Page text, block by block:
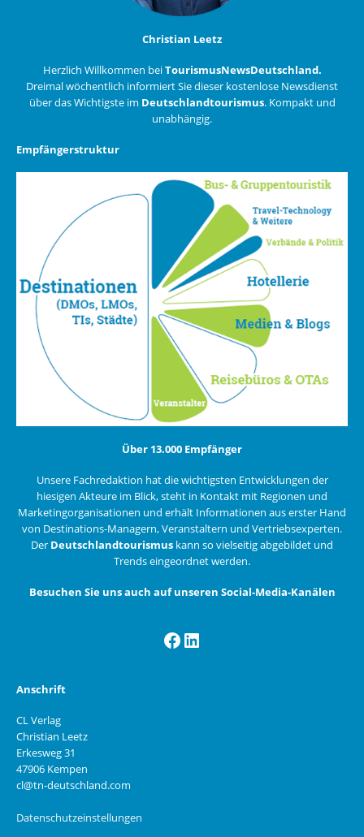
Christian Leetz
Herzlich Willkommen beiTourismusNewsDeutschland.
Dreimal wöchentlich informiert Sie dieser kostenlose Newsdienst
über das Wichtigste im Deutschlandtourismus. Kompakt und
unabhängig.
Empfängerstruktur
Über 13.000 Empfänger
Unsere Fachredaktion hat die wichtigsten Entwicklungen der
hiesigen Akteure im Blick, steht in Kontakt mit Regionen und
Marketingorganisationen und erhält Informationen aus erster Hand
von Destinations-Managern, Veranstaltern und Vertriebsexperten.
Der Deutschlandtourismus kann so vielseitig abgebildet und
Trends eingeordnet werden.
Besuchen Sie uns auch auf unseren Social-Media-Kanälen
Facebook
LinkedIn
Anschrift
CL Verlag
Christian Leetz
Erkesweg 31
47906 Kempen
cl@tn-deutschland.com
Datenschutzeinstellungen